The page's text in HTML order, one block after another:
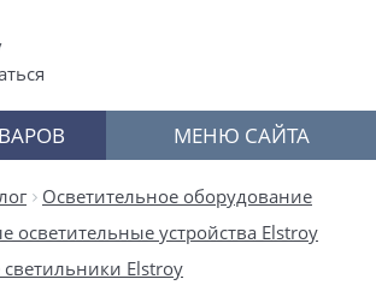
МЕНЮ САЙТА
Осветительное оборудование
осветительные устройства Elstroy
Elstroy